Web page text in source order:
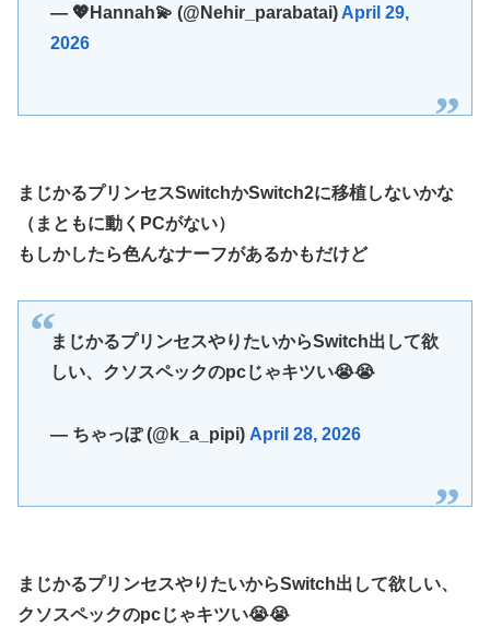
【ミリマス】6年後のアイドル達はどんな感じになってるん
だろう
定＆最新PV公開！思ったより発売早い…もう半年後か！
害
「日本放送協会です」と名乗る男にドアを開けたら地獄…テ
レビもないのに居座り脅迫してきたNHK集金人を警察に通報
と一刀両断
福岡県議会「海外旅行じゃない、海外活動だ！」→視察費
【艦これ】 E3-4のラスダンは航空優勢は取るの？取らない
の？
メトロイドプライム4 新品が2999円に…
【デレマス】 橘ありす「あなたの瞳には」
— 💖Hannah💫 (@Nehir_parabatai) April 29,
2026
まじかるプリンセスSwitchかSwitch2に移植しないかな
（まともに動くPCがない）
もしかしたら色んなナーフがあるかもだけど
まじかるプリンセスやりたいからSwitch出して欲
しい、クソスペックのpcじゃキツい😭😭
— ちゃっぽ (@k_a_pipi) April 28, 2026
まじかるプリンセスやりたいからSwitch出して欲しい、
クソスペックのpcじゃキツい😭😭